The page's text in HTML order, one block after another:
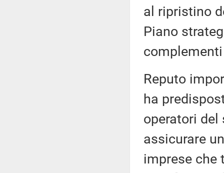
al ripristino
Piano
Reputo
ha
operatori
assicurare
imprese che